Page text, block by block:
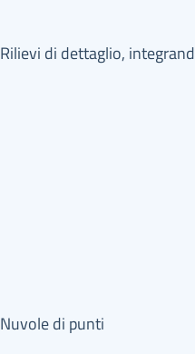
Rilievi di dettaglio,
Nuvole di punti